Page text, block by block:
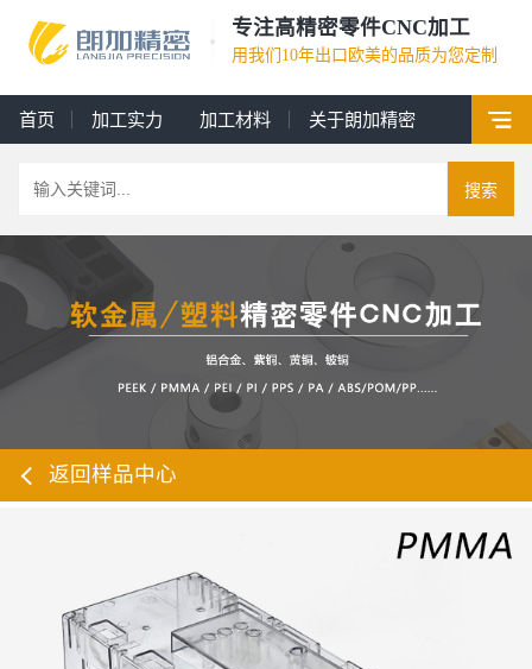
专注高精密零件CNC加工
用我们10年出口欧美的品质为您定制
首页 加工实力 加工材料 关于朗加精密
搜索
返回样品中心